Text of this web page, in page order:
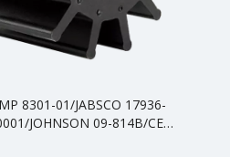
8301-01/JABSCO 17936-
JOHNSON 09-814B/CEF